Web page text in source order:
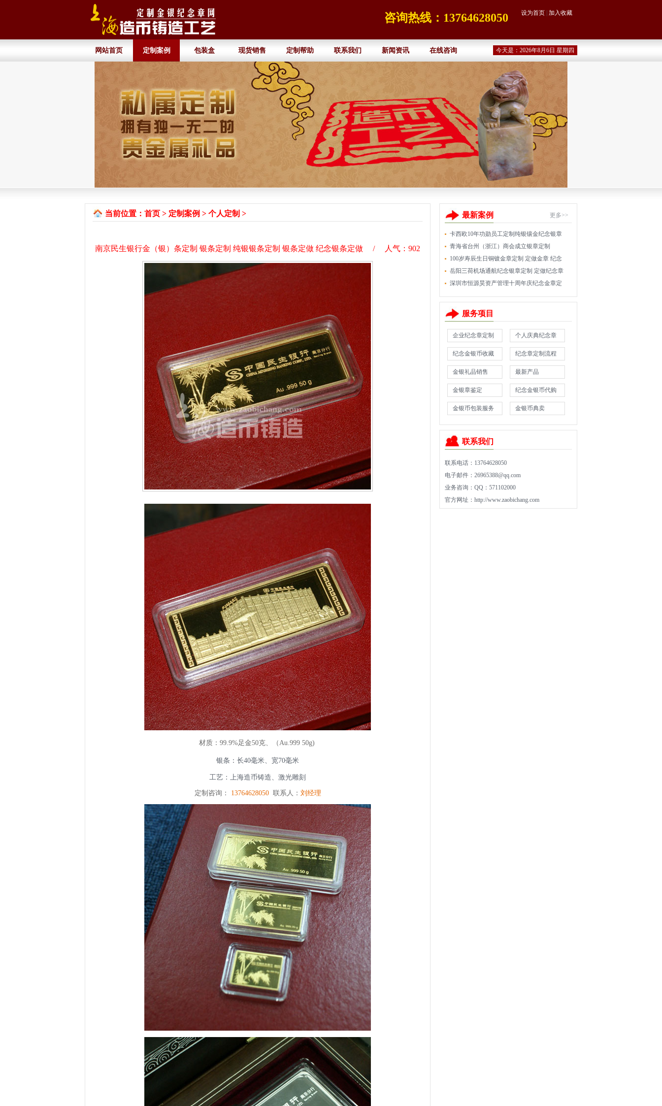
咨询热线：13764628050 设为首页 加入收藏
网站首页 定制案例 包装盒 现货销售 定制帮助 联系我们 新闻资讯 在线咨询 今天是：2026年8月6日 星期四
当前位置： 首页 > 定制案例 > 个人定制 >
南京民生银行金（银）条定制 银条定制 纯银银条定制 银条定做 纪念银条定做 / 人气： 902
材质：99.9%足金50克、（Au.999 50g)
银条：长40毫米、宽70毫米
工艺：上海造币铸造、激光雕刻
定制咨询： 13764628050 联系人： 刘经理
最新案例 更多>>
卡西欧10年功勋员工定制纯银镶金纪念银章
青海省台州（浙江）商会成立银章定制
100岁寿辰生日铜镀金章定制 定做金章 纪念
岳阳三荷机场通航纪念银章定制 定做纪念章
深圳市恒源昊资产管理十周年庆纪念金章定
服务项目
企业纪念章定制 个人庆典纪念章
纪念金银币收藏 纪念章定制流程
金银礼品销售 最新产品
金银章鉴定 纪念金银币代购
金银币包装服务 金银币典卖
联系我们
联系电话：13764628050
电子邮件：26965388@qq.com
业务咨询：QQ：571102000
官方网址： http://www.zaobichang.com